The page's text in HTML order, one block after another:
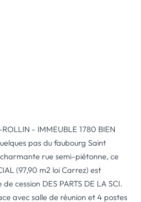
- IMMEUBLE 1780 BIEN
pas du faubourg Saint
rue semi-piétonne, ce
(97,90 m2 loi Carrez) est
cession DES PARTS DE LA SCI.
avec salle de réunion et 4 postes